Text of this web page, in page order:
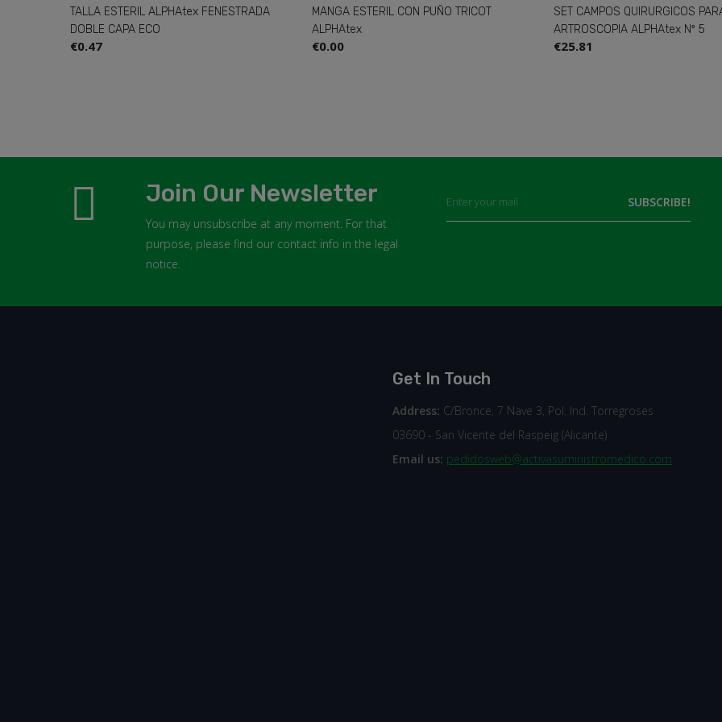
MANGA ESTERIL CON PUÑO TRICOT
ALPHAtex
SET CAMPOS QUIRURGICOS PARA
ARTROSCOPIA ALPHAtex Nº 5
SET UNIVERSAL
QUIRURGICOS Nº 7
Join Our Newsletter
You may unsubscribe at any moment. For that
purpose, please find our contact info in the legal
notice.
Get In Touch
Address: C/Bronce, 7 Nave 3, Pol. Ind. Torregroses
03690 - San Vicente del Raspeig (Alicante)
Email us: pedidosweb@activasuministromedico.com